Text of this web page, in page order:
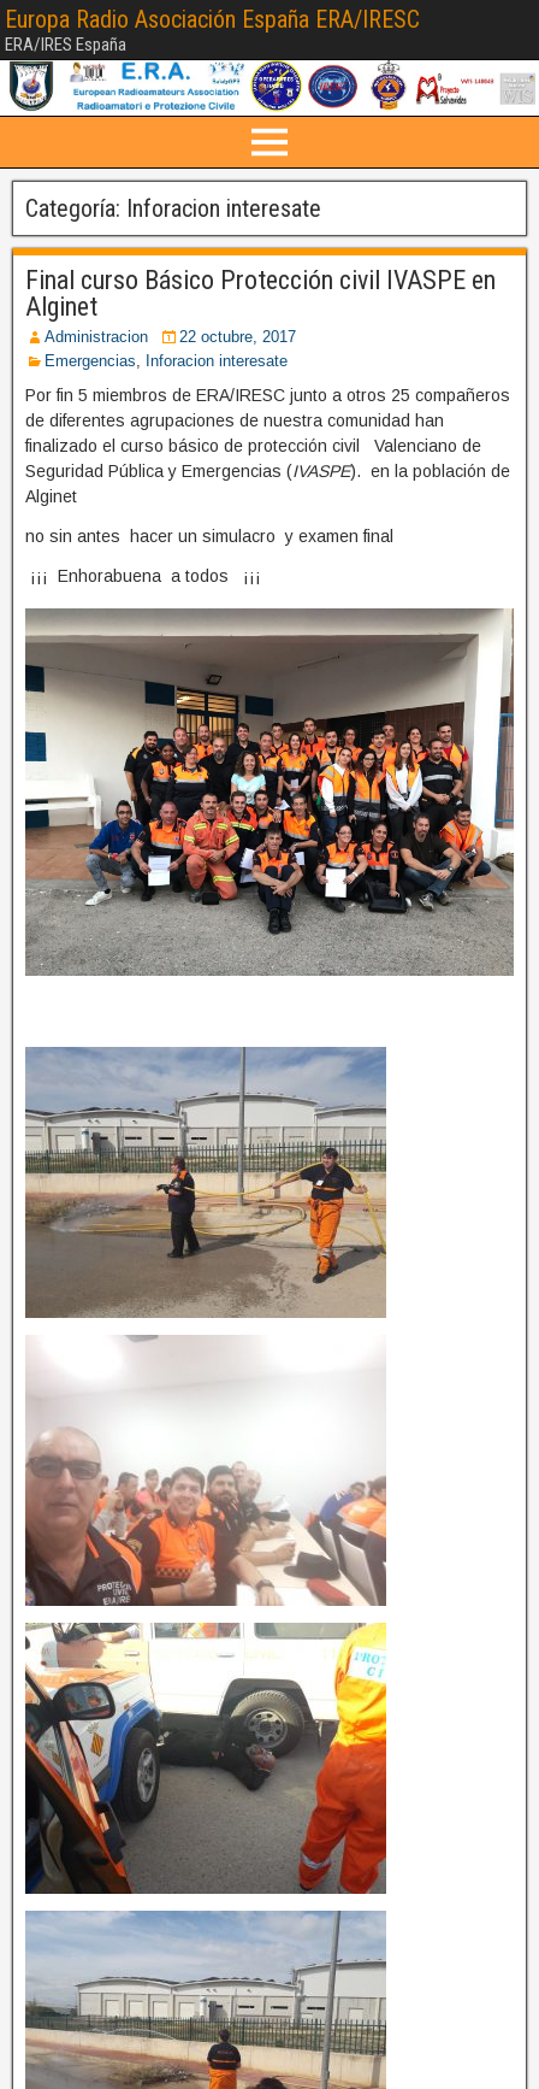
Europa Radio Asociación España ERA/IRESC
ERA/IRES España
Categoría: Inforacion interesate
Final curso Básico Protección civil IVASPE en
Alginet
Administracion
22 octubre, 2017
Emergencias, Inforacion interesate
Por fin 5 miembros de ERA/IRESC junto a otros 25 compañeros
de diferentes agrupaciones de nuestra comunidad han
finalizado el curso básico de protección civil Valenciano de
Seguridad Pública y Emergencias (IVASPE). en la población de
Alginet
no sin antes hacer un simulacro y examen final
¡¡¡ Enhorabuena a todos ¡¡¡